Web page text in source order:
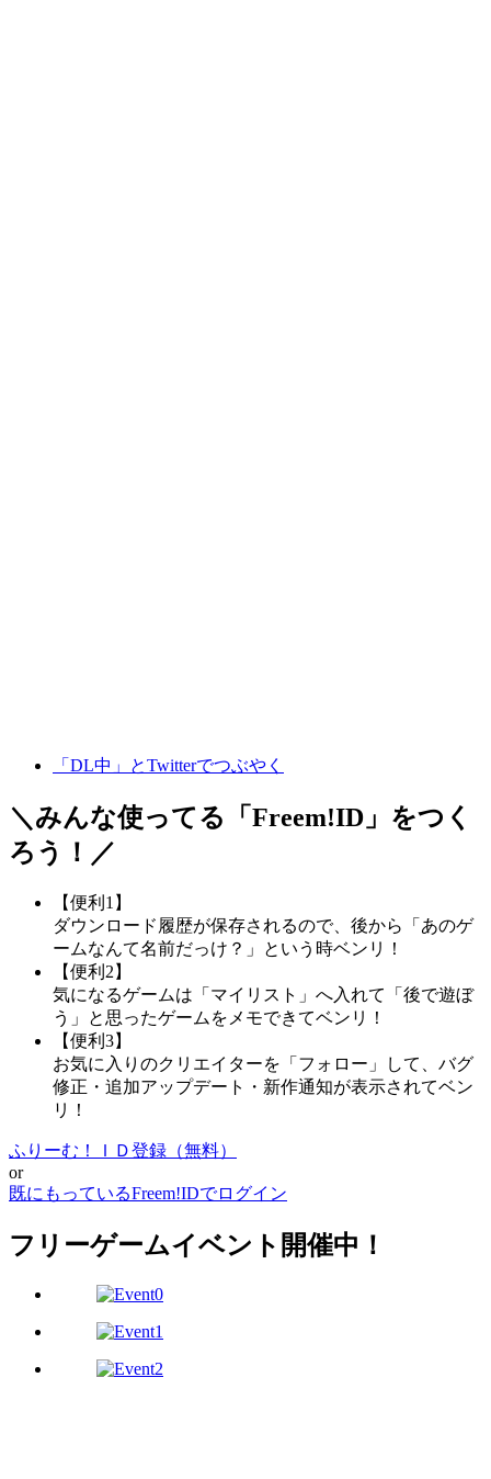
「DL中」とTwitterでつぶやく
＼みんな使ってる「 Freem!ID 」をつく
ろう！／
【便利1】
ダウンロード履歴が保存されるので、後から「あのゲ
ームなんて名前だっけ？」という時ベンリ！
【便利2】
気になるゲームは「マイリスト」へ入れて「後で遊ぼ
う」と思ったゲームをメモできてベンリ！
【便利3】
お気に入りのクリエイターを「フォロー」して、バグ
修正・追加アップデート・新作通知が表示されてベン
リ！
ふりーむ！ＩＤ登録（無料）
or
既にもっているFreem!IDでログイン
フリーゲームイベント開催中！